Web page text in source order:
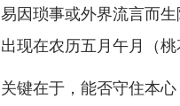
易因琐事或外界流言而
出现在农历五月午月（
关键在于，能否守住本